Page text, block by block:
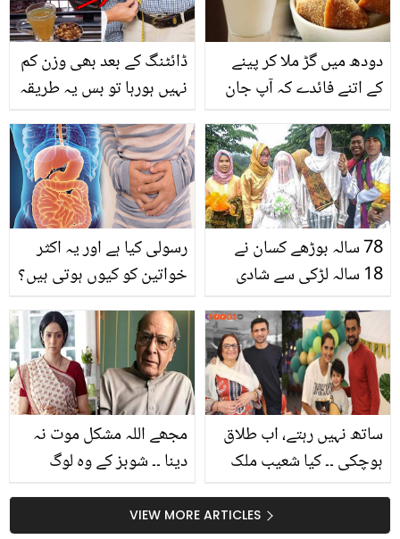
ڈائٹنگ کے بعد بھی وزن کم
نہیں ہورہا تو بس یہ طریقہ
فرق خود محسوس کریں
دودھ میں گڑ ملا کر پینے
کے اتنے فائدے کہ آپ جان
لیں گے
رسولی کیا ہے اور یہ اکثر
خواتین کو کیوں ہوتی ہیں؟
78 سالہ بوڑھے کسان نے
18 سالہ لڑکی سے شادی
لڑکی سے شادی کیوں کی؟
مجھے اللہ مشکل موت نہ
دینا ۔۔ شوبز کے وہ لوگ
ہوئے بھی اکیلا پن کھا گیا
ساتھ نہیں رہتے، اب طلاق
ہوچکی ۔۔ کیا شعیب ملک
طلاق ہوگئی؟ افواہیںVIEW MORE ARTICLES